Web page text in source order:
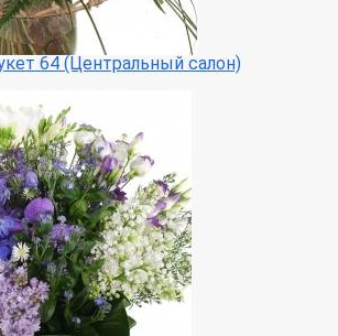
64 (Центральный салон)